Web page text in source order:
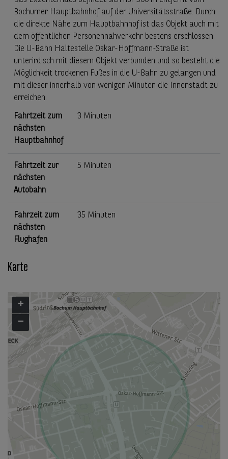
Bochumer Hauptbahnhof auf der Universitätsstraße. Durch
die direkte Nähe zum Hauptbahnhof ist das Objekt auch mit
dem öffentlichen Personennahverkehr bestens erschlossen.
Die U-Bahn Haltestelle Oskar-Hoffmann-Straße ist
unterirdisch mit diesem Objekt verbunden und so besteht die
Möglichkeit trockenen Fußes in die U-Bahn zu gelangen und
mit dieser innerhalb von wenigen Minuten die Innenstadt zu
erreichen.
Fahrtzeit zum
nächsten
Hauptbahnhof
3 Minuten
Fahrtzeit zur
nächsten
Autobahn
5 Minuten
Fahrzeit zum
nächsten
Flughafen
35 Minuten
Karte
+
−